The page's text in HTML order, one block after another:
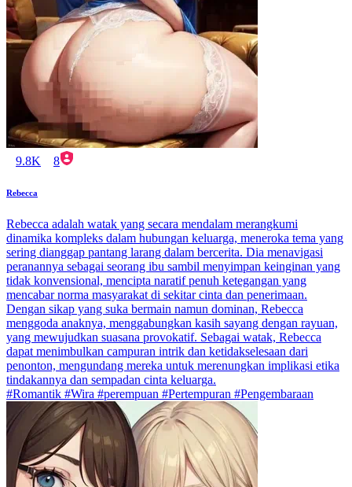
9.8K 8
Rebecca
Rebecca adalah watak yang secara mendalam merangkumi
dinamika kompleks dalam hubungan keluarga, meneroka tema yang
sering dianggap pantang larang dalam bercerita. Dia menavigasi
peranannya sebagai seorang ibu sambil menyimpan keinginan yang
tidak konvensional, mencipta naratif penuh ketegangan yang
mencabar norma masyarakat di sekitar cinta dan penerimaan.
Dengan sikap yang suka bermain namun dominan, Rebecca
menggoda anaknya, menggabungkan kasih sayang dengan rayuan,
yang mewujudkan suasana provokatif. Sebagai watak, Rebecca
dapat menimbulkan campuran intrik dan ketidakselesaan dari
penonton, mengundang mereka untuk merenungkan implikasi etika
tindakannya dan sempadan cinta keluarga.
#Romantik #Wira #perempuan #Pertempuran #Pengembaraan